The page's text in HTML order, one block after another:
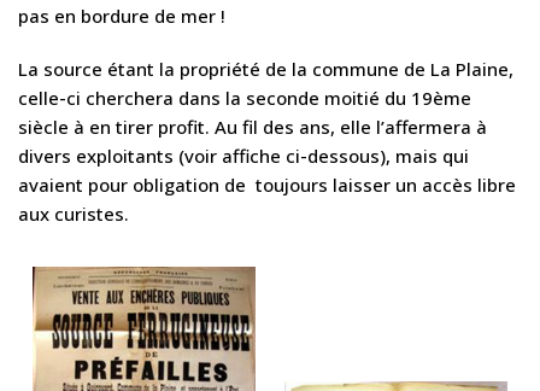
pas en bordure de mer !
La source étant la propriété de la commune de La Plaine,
celle-ci cherchera dans la seconde moitié du 19ème
siècle à en tirer profit. Au fil des ans, elle l’affermera à
divers exploitants (voir affiche ci-dessous), mais qui
avaient pour obligation de toujours laisser un accès libre
aux curistes.